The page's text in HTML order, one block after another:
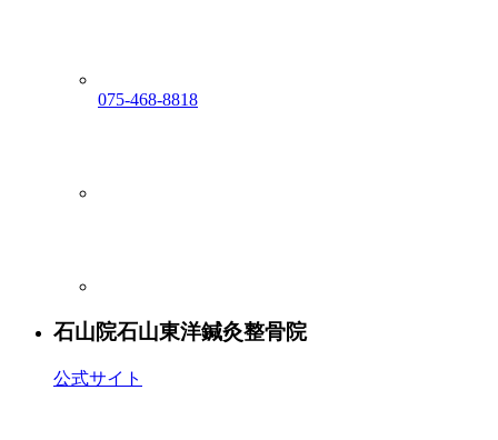
075-468-8818
石山院石山東洋鍼灸整骨院
公式サイト